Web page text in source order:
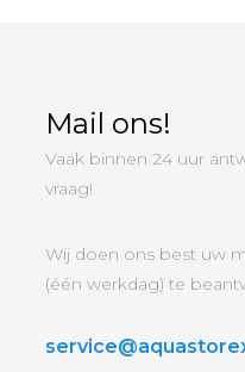
Mail ons!
Vaak binnen 24 uur
vraag!
Wij doen ons best uw
(één werkdag) te